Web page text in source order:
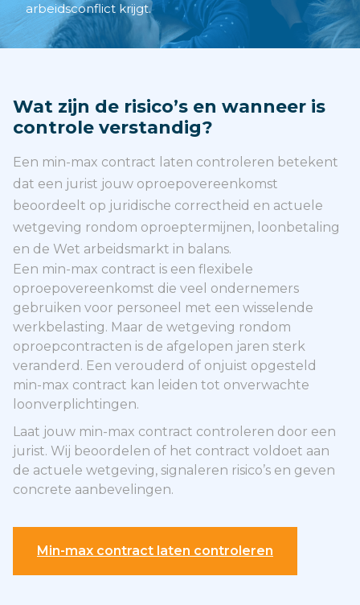
arbeidsconflict krijgt.
Wat zijn de risico’s en wanneer is
controle verstandig?
Een min-max contract laten controleren betekent
dat een jurist jouw oproepovereenkomst
beoordeelt op juridische correctheid en actuele
wetgeving rondom oproeptermijnen, loonbetaling
en de Wet arbeidsmarkt in balans.
Een min-max contract is een flexibele
oproepovereenkomst die veel ondernemers
gebruiken voor personeel met een wisselende
werkbelasting. Maar de wetgeving rondom
oproepcontracten is de afgelopen jaren sterk
veranderd. Een verouderd of onjuist opgesteld
min-max contract kan leiden tot onverwachte
loonverplichtingen.
Laat jouw min-max contract controleren door een
jurist. Wij beoordelen of het contract voldoet aan
de actuele wetgeving, signaleren risico’s en geven
concrete aanbevelingen.
Min-max contract laten controleren